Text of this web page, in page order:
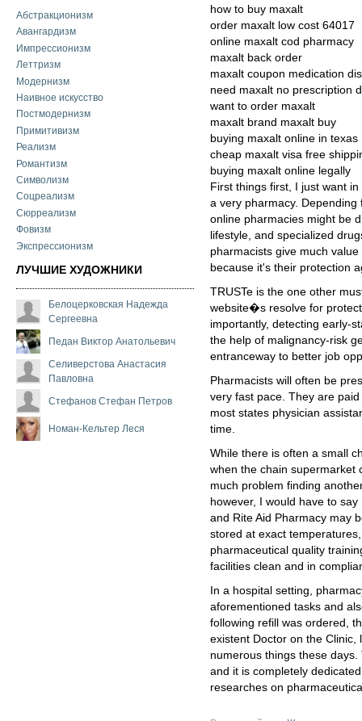
Абстракционизм
Авангардизм
Импрессионизм
Леттризм
Модернизм
Наивное искусство
Постмодернизм
Примитивизм
Реализм
Романтизм
Символизм
Соцреализм
Сюрреализм
Фовизм
Экспрессионизм
ЛУЧШИЕ ХУДОЖНИКИ
Белоцерковская Надежда
Сергеевна
Педан Виктор Анатольевич
Селиверстова Анастасия
Павловна
Стефанов Стефан Петров
Номан-Кельтер Леся
how to buy maxalt
order maxalt low cost 64017
online maxalt cod pharmacy
maxalt back order
maxalt coupon medication
need maxalt no prescription
want to order maxalt
maxalt brand maxalt buy
buying maxalt online in texas
cheap maxalt visa free
buying maxalt online legally
First things first, I just want
a very pharmacy.
online pharmacies might be
lifestyle, and specialized
pharmacists give much
because it's their protection
TRUSTe is the one other
website�s resolve for
importantly, detecting early-
the help of malignancy-risk
entranceway to better job
Pharmacists will often be
very fast pace. They are
most states physician
time.
While there is often a small
when the chain supermarket
much problem finding
however, I would have to
and Rite Aid Pharmacy may
stored at exact
pharmaceutical quality
facilities clean and in
In a hospital setting,
aforementioned tasks and
following refill was ordered,
existent Doctor on the
numerous things these
and it is completely
researches on